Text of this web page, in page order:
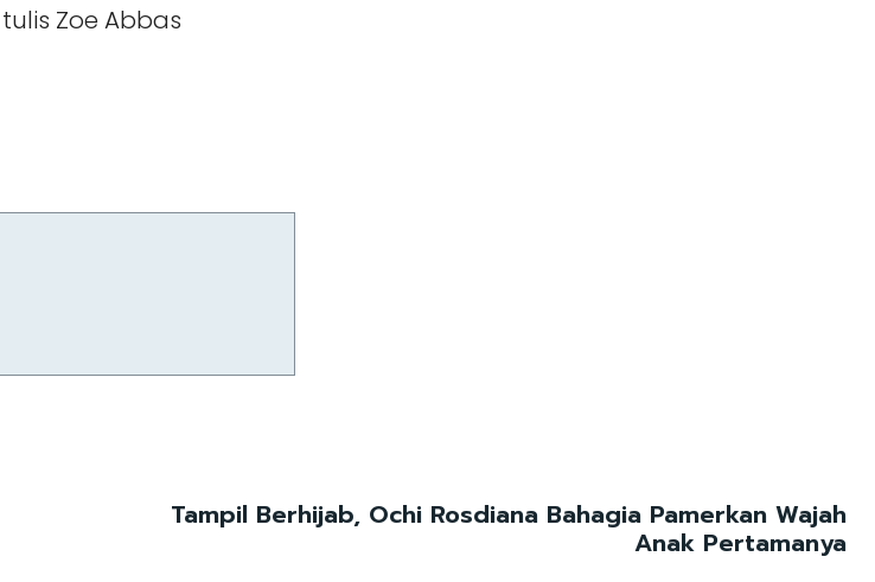
Zoe Abbas
Tampil Berhijab, Ochi Rosdiana Bahagia Pamerkan Wajah
Anak Pertamanya